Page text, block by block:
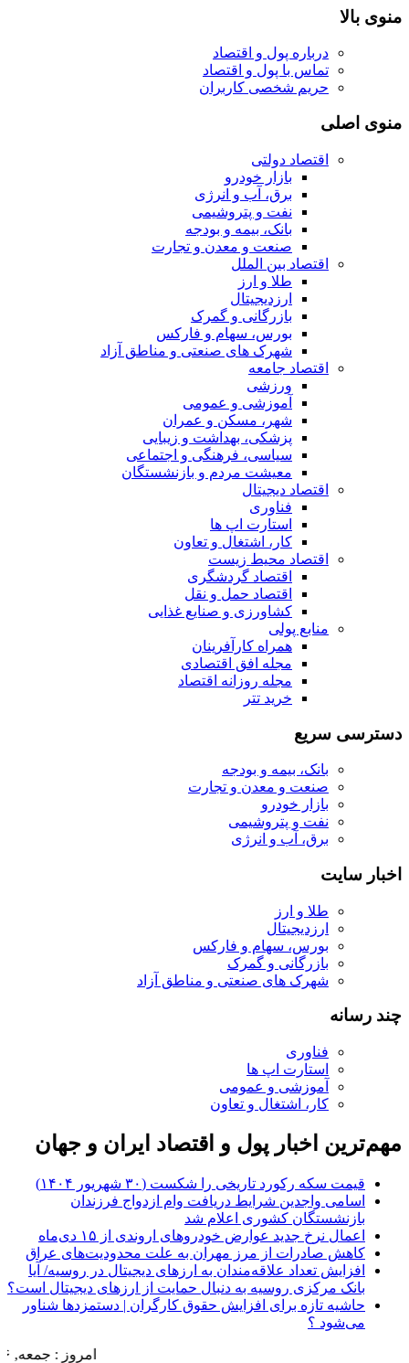
منوی بالا
درباره پول و اقتصاد
تماس با پول و اقتصاد
حریم شخصی کاربران
منوی اصلی
اقتصاد دولتی
بازار خودرو
برق، آب و انرژی
نفت و پتروشیمی
بانک، بیمه و بودجه
صنعت و معدن و تجارت
اقتصاد بین الملل
طلا و ارز
ارزدیجیتال
بازرگانی و گمرک
بورس، سهام و فارکس
شهرک های صنعتی و مناطق آزاد
اقتصاد جامعه
ورزشی
آموزشی و عمومی
شهر، مسکن و عمران
پزشکی، بهداشت و زیبایی
سیاسی، فرهنگی و اجتماعی
معیشت مردم و بازنشستگان
اقتصاد دیجیتال
فناوری
استارت اپ ها
کار، اشتغال و تعاون
اقتصاد محیط زیست
اقتصاد گردشگری
اقتصاد حمل و نقل
کشاورزی و صنایع غذایی
منابع پولی
همراه کارآفرینان
مجله افق اقتصادی
مجله روزانه اقتصاد
خرید تتر
دسترسی سریع
بانک، بیمه و بودجه
صنعت و معدن و تجارت
بازار خودرو
نفت و پتروشیمی
برق، آب و انرژی
اخبار سایت
طلا و ارز
ارزدیجیتال
بورس، سهام و فارکس
بازرگانی و گمرک
شهرک های صنعتی و مناطق آزاد
چند رسانه
فناوری
استارت اپ ها
آموزشی و عمومی
کار، اشتغال و تعاون
مهم‌ترین اخبار پول و اقتصاد ایران و جهان
قیمت سکه رکورد تاریخی را شکست (۳۰ شهریور ۱۴۰۴)
اسامی واجدین شرایط دریافت وام ازدواج فرزندان
بازنشستگان کشوری اعلام شد
اعمال نرخ جدید عوارض خودروهای اروندی از ۱۵ دی‌ماه
کاهش صادرات از مرز مهران به علت محدودیت‌های عراق
افزایش تعدا‌د علاقه‌مندان به ارزهای دیجیتال در روسیه/ آیا
بانک مرکزی روسیه به دنبال حمایت از ارزهای دیجیتال است؟
حاشیه تازه برای افزایش حقوق کارگران | دستمزدها شناور
می‌شود ؟
امروز : جمعه, ۱۶ مرداد , ۱۴۰۵ .::. برابر با : Friday, 7 August , 2026 .::. اخبار منتشر شده : 26 خبر